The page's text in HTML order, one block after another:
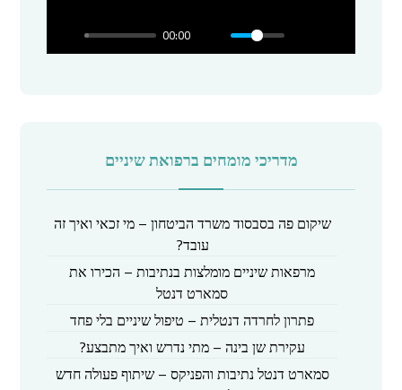
00:00
מדריכי מומחים ברפואת שיניים
שיקום פה בסבסוד משרד הביטחון – מי זכאי ואיך זה
עובד?
מרפאות שיניים מומלצות בנתיבות – הכירו את
סמארט דנטל
פתרון לחרדה דנטלית – טיפול שיניים בלי פחד
עקירת שן בינה – מתי נדרש ואיך מתבצע?
סמארט דנטל נתיבות והפניקס – שיתוף פעולה חדש